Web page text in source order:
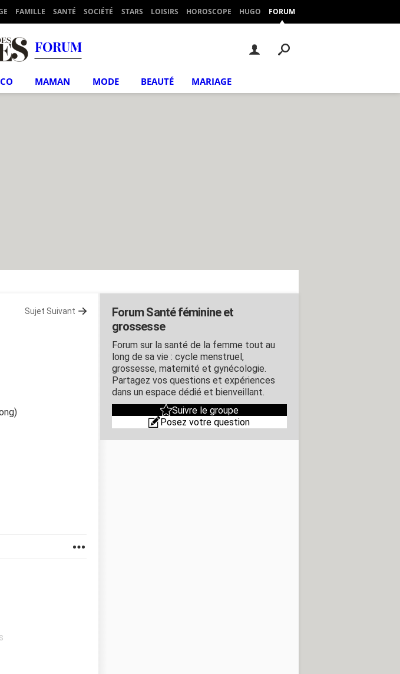
FAMILLE SANTÉ SOCIÉTÉ STARS LOISIRS HOROSCOPE HUGO FORUM
FORUM
MAMAN MODE BEAUTÉ MARIAGE
Sujet Suivant
Forum Santé féminine et
grossesse
Forum sur la santé de la femme tout au
long de sa vie : cycle menstruel,
grossesse, maternité et gynécologie.
Partagez vos questions et expériences
dans un espace dédié et bienveillant.
Suivre le groupe
Posez votre question